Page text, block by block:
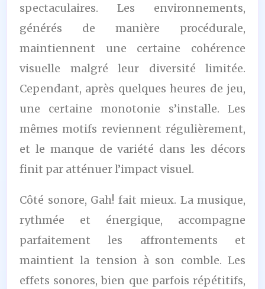
spectaculaires. Les environnements,
générés de manière procédurale,
maintiennent une certaine cohérence
visuelle malgré leur diversité limitée.
Cependant, après quelques heures de jeu,
une certaine monotonie s’installe. Les
mêmes motifs reviennent régulièrement,
et le manque de variété dans les décors
finit par atténuer l’impact visuel.
Côté sonore, Gah! fait mieux. La musique,
rythmée et énergique, accompagne
parfaitement les affrontements et
maintient la tension à son comble. Les
effets sonores, bien que parfois répétitifs,